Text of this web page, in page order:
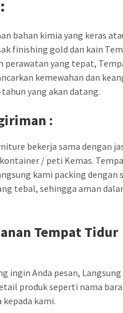
bahan kimia yang keras
finishing gold dan kain
perawatan yang tepat,
kemewahan dan
yang akan datang.
:
bekerja sama dengan
/ peti Kemas.
kami packing dengan
tebal, sehingga aman
Tempat Tidur
ingin Anda pesan, Langsung
produk seperti nama
kepada kami.